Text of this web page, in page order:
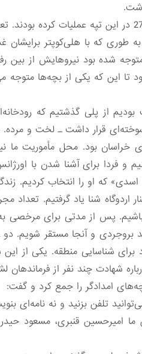
تپه «کله‌قندی» آنجا بود. بچه‌های لشکر 27 در
طوری که با هلی‌کوپتر
شده بود نیروهایش از بین
تا این که یکی از بچه‌ها متوجه
و مرده. حدود 200 متر که از نخلستان گذشتیم به
از بچه‌های خراسان بود. محل
و فردا برای آشنا شدن با
اسدی» که او را انتخاب کردیم.
اردوگاه شنا یاد گرفتیم.
پس از مدتی برای مرخصی به
بروجردی و آنجا مستقر شویم.
برای شناسایی منطقه. یکی از
شهادت چند نفر از
امدادگر را جمع کرد و گفت:
تلفن بزنید و نه نامه‌ای
ما امیرحسین قنبری، مسعود